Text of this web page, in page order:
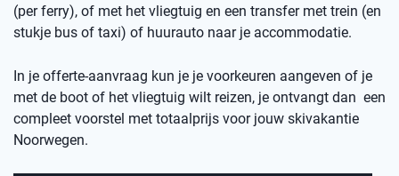
(per ferry), of met het vliegtuig en een transfer met trein (en
stukje bus of taxi) of huurauto naar je accommodatie.
In je offerte-aanvraag kun je je voorkeuren aangeven of je
met de boot of het vliegtuig wilt reizen, je ontvangt dan een
compleet voorstel met totaalprijs voor jouw skivakantie
Noorwegen.